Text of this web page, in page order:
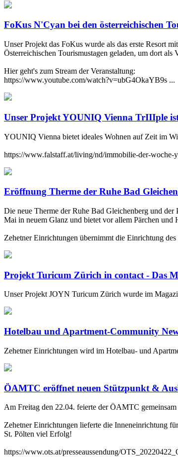
FoKus N'Cyan bei den österreichischen
Unser Projekt das FoKus wurde als das erste Resort
Österreichischen Tourismustagen geladen, um dort als
Hier geht's zum Stream der Veranstaltung:
https://www.youtube.com/watch?v=ubG4OkaYB9s ...
Unser Projekt YOUNIQ Vienna TrIIIple
YOUNIQ Vienna bietet ideales Wohnen auf Zeit im
https://www.falstaff.at/living/nd/immobilie-der-woche-
Eröffnung Therme der Ruhe Bad
Die neue Therme der Ruhe Bad Gleichenberg und der
Mai in neuem Glanz und bietet vor allem Pärchen und
Zehetner Einrichtungen übernimmt die Einrichtung
Projekt Turicum Zürich in contact - Das
Unser Projekt JOYN Turicum Zürich wurde im
Hotelbau und Apartment-Community
Zehetner Einrichtungen wird im Hotelbau- und
ÖAMTC eröffnet neuen Stützpunkt &
Am Freitag den 22.04. feierte der ÖAMTC
Zehetner Einrichtungen lieferte die Inneneinrichtung
St. Pölten viel Erfolg!
https://www.ots.at/presseaussendung/